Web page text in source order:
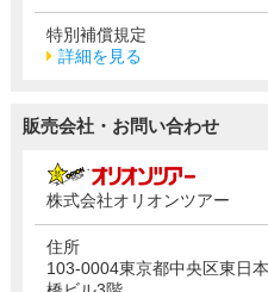
特別補償規定
詳細を見る
販売会社・お問い合わせ
株式会社オリオンツアー
住所
103-0004東京都中央区東日